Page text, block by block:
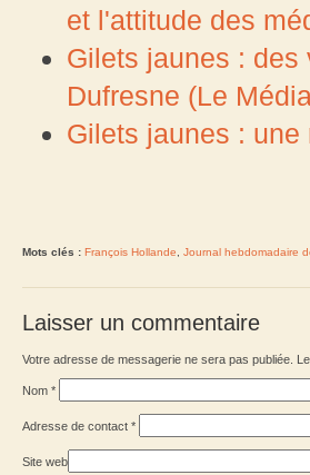
et l'attitude des
Gilets jaunes :
Dufresne (Le
Gilets jaunes :
Mots clés : François Hollande Journal hebdomadaire
Laisser un commentaire
Votre adresse de messagerie ne sera pas publiée.
Nom *
Adresse de contact *
Site web